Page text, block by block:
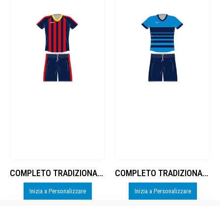
COMPLETO TRADIZIONALE- 2 cod.8377881
Inizia a Personalizzare
COMPLETO TRADIZIONALE- 4 cod.8377881
Inizia a Personalizzare